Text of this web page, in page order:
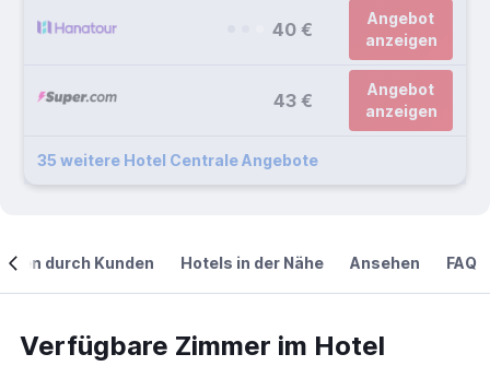
40 €
Angebot
anzeigen
43 €
Angebot
anzeigen
35 weitere Hotel Centrale Angebote
durch Kunden Hotels in der Nähe Ansehen FAQ
Verfügbare Zimmer im Hotel